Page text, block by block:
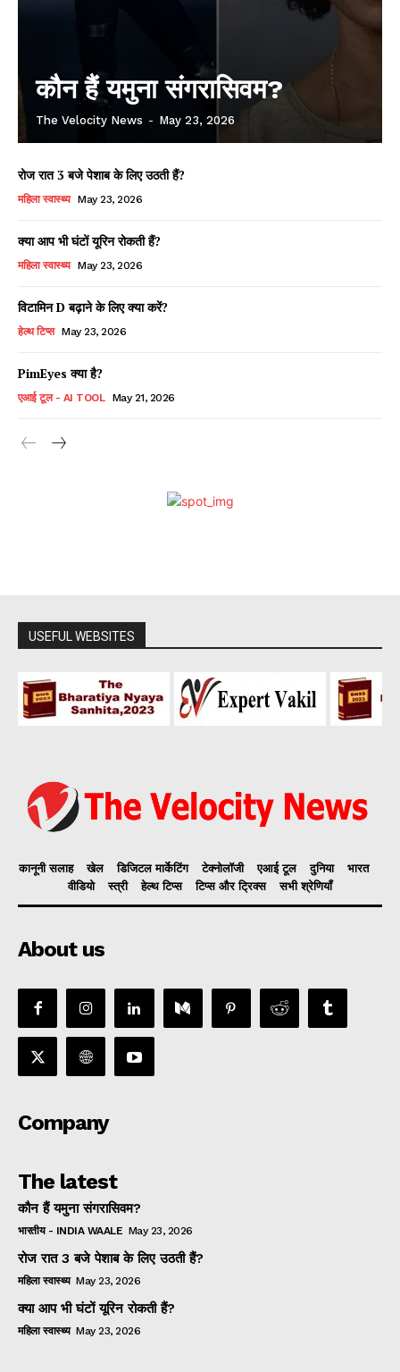
कौन हैं यमुना संगरासिवम?
The Velocity News - May 23, 2026
रोज रात 3 बजे पेशाब के लिए उठती हैं?
महिला स्वास्थ्य May 23, 2026
क्या आप भी घंटों यूरिन रोकती हैं?
महिला स्वास्थ्य May 23, 2026
विटामिन D बढ़ाने के लिए क्या करें?
हेल्थ टिप्स May 23, 2026
PimEyes क्या है?
एआई टूल - AI TOOL May 21, 2026
USEFUL WEBSITES
कानूनी सलाह खेल डिजिटल मार्केटिंग टेक्नोलॉजी एआई टूल दुनिया
भारत
वीडियो
स्त्री हेल्थ टिप्स टिप्स और ट्रिक्स सभी श्रेणियाँ
About us
Company
The latest
कौन हैं यमुना संगरासिवम?
भारतीय - INDIA WAALE May 23, 2026
रोज रात 3 बजे पेशाब के लिए उठती हैं?
महिला स्वास्थ्य May 23, 2026
क्या आप भी घंटों यूरिन रोकती हैं?
महिला स्वास्थ्य May 23, 2026